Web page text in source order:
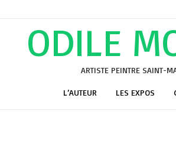
ODILE
ARTISTE PEINTRE SAINT-
L’AUTEUR LES EXPOS